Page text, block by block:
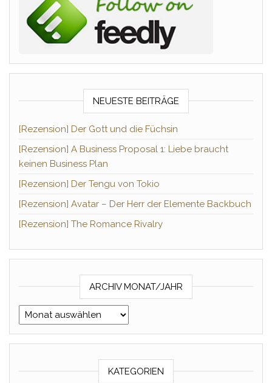
NEUESTE BEITRÄGE
[Rezension] Der Gott und die Füchsin
[Rezension] A Business Proposal 1: Liebe braucht
keinen Business Plan
[Rezension] Der Tengu von Tokio
[Rezension] Avatar – Der Herr der Elemente Backbuch
[Rezension] The Romance Rivalry
ARCHIV MONAT/JAHR
Archiv Monat/Jahr
KATEGORIEN